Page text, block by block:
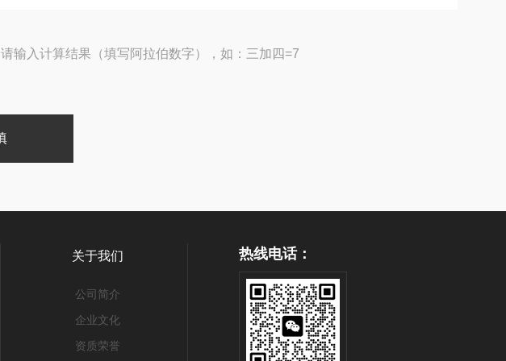
请输入计算结果（填写阿拉伯数字），如：三加四=7
热线电话：
关于我们
公司简介
企业文化
资质荣誉